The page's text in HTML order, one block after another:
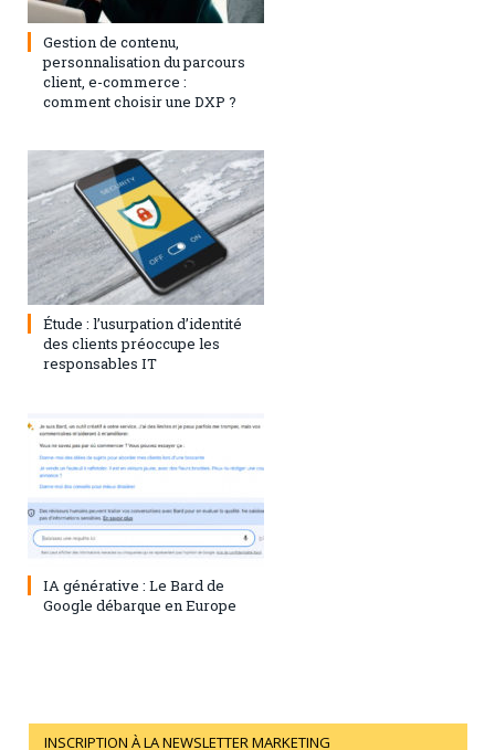
3 septembre 2024
Gestion de contenu,
personnalisation du parcours
client, e-commerce :
comment choisir une DXP ?
1 août 2023
Étude : l’usurpation d’identité
des clients préoccupe les
responsables IT
28 juillet 2023 0
IA générative : Le Bard de
Google débarque en Europe
INSCRIPTION À LA NEWSLETTER MARKETING